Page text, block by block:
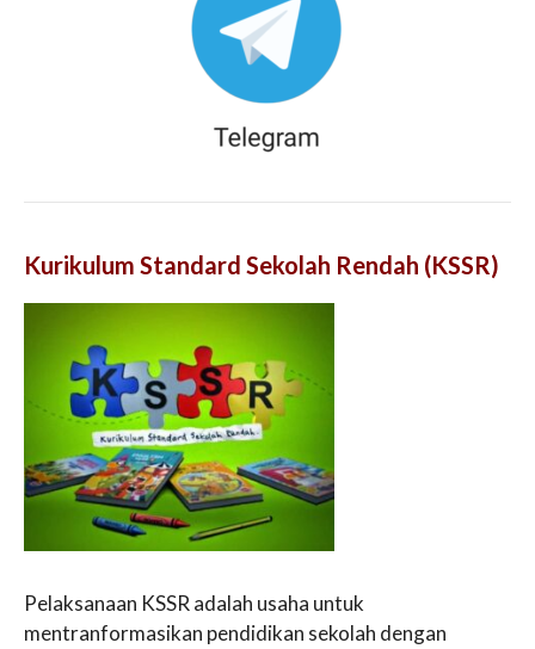
Kurikulum Standard Sekolah Rendah (KSSR)
Pelaksanaan KSSR adalah usaha untuk
mentranformasikan pendidikan sekolah dengan